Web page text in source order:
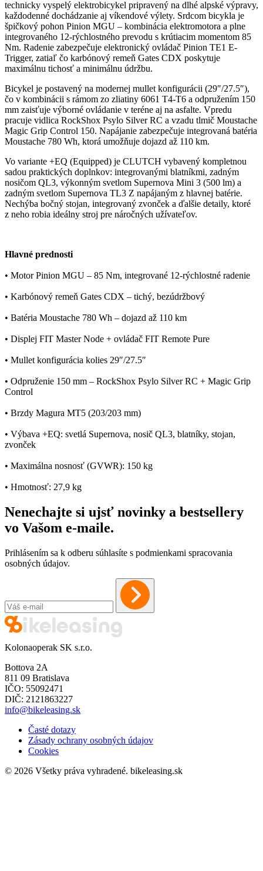
technicky vyspelý elektrobicykel pripravený na dlhé alpské výpravy,
každodenné dochádzanie aj víkendové výlety. Srdcom bicykla je
špičkový pohon Pinion MGU – kombinácia elektromotora a plne
integrovaného 12-rýchlostného prevodu s krútiacim momentom 85
Nm. Radenie zabezpečuje elektronický ovládač Pinion TE1 E-
Trigger, zatiaľ čo karbónový remeň Gates CDX poskytuje
maximálnu tichosť a minimálnu údržbu.
Bicykel je postavený na modernej mullet konfigurácii (29″/27.5″),
čo v kombinácii s rámom zo zliatiny 6061 T4-T6 a odpružením 150
mm zaisťuje výborné ovládanie v teréne aj na asfalte. Vpredu
pracuje vidlica RockShox Psylo Silver RC a vzadu tlmič Moustache
Magic Grip Control 150. Napájanie zabezpečuje integrovaná batéria
Moustache 780 Wh, ktorá umožňuje dojazd až 110 km.
Vo variante +EQ (Equipped) je CLUTCH vybavený kompletnou
sadou praktických doplnkov: integrovanými blatníkmi, zadným
nosičom QL3, výkonným svetlom Supernova Mini 3 (500 lm) a
zadným svetlom Supernova TL3 Z napájaným z hlavnej batérie.
Nechýba bočný stojan, integrovaný zvonček a ďalšie detaily, ktoré
z neho robia ideálny stroj pre náročných užívateľov.
Hlavné prednosti
• Motor Pinion MGU – 85 Nm, integrované 12-rýchlostné radenie
• Karbónový remeň Gates CDX – tichý, bezúdržbový
• Batéria Moustache 780 Wh – dojazd až 110 km
• Displej FIT Master Node + ovládač FIT Remote Pure
• Mullet konfigurácia kolies 29″/27.5″
• Odpruženie 150 mm – RockShox Psylo Silver RC + Magic Grip
Control
• Brzdy Magura MT5 (203/203 mm)
• Výbava +EQ: svetlá Supernova, nosič QL3, blatníky, stojan,
zvonček
• Maximálna nosnosť (GVWR): 150 kg
• Hmotnosť: 27,9 kg
Nenechajte si ujsť novinky a bestsellery
vo Vašom e-maile.
Prihlásením sa k odberu súhlasíte s podmienkami spracovania
osobných údajov.
Kolonaoperak SK s.r.o.
Bottova 2A
811 09 Bratislava
IČO: 55092471
DIČ: 2121863227
info@bikeleasing.sk
Časté dotazy
Zásady ochrany osobných údajov
Cookies
© 2026 Všetky práva vyhradené. bikeleasing.sk